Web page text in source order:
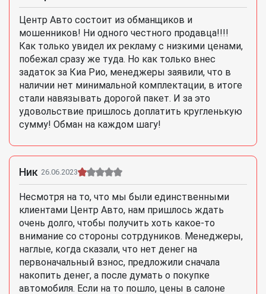
Центр Авто состоит из обманщиков и
мошенников! Ни одного честного продавца!!!!
Как только увидел их рекламу с низкими ценами,
побежал сразу же туда. Но как только внес
задаток за Киа Рио, менеджеры заявили, что в
наличии нет минимальной комплектации, в итоге
стали навязывать дорогой пакет. И за это
удовольствие пришлось доплатить кругленькую
сумму! Обман на каждом шагу!
Ник 26.06.2023
Несмотря на то, что мы были единственными
клиентами Центр Авто, нам пришлось ждать
очень долго, чтобы получить хоть какое-то
внимание со стороны сотрдуников. Менеджеры,
наглые, когда сказали, что нет денег на
первоначальный взнос, предложили сначала
накопить денег, а после думать о покупке
автомобиля. Если на то пошло, цены в салоне